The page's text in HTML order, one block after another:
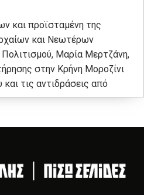
και προϊσταμένη της
και Νεωτέρων
Μαρία Μερτζάνη,
στην Κρήνη Μοροζίνι
τις αντιδράσεις από